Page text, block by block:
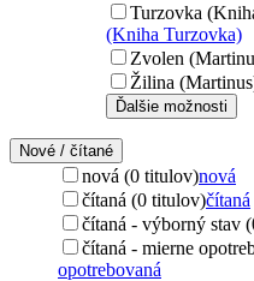
Turzovka
(Kniha Turzovka)
Zvolen
Žilina
Ďalšie možnosti
Nové / čítané
nová (0 titulov)nová
čítaná (0 titulov)čítaná
čítaná - výborný stav
čítaná - mierne
opotrebovaná